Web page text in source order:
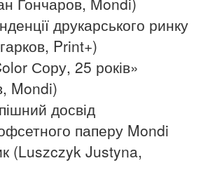
друкарського ринку
Print+)
Сору, 25 років»
Mondi)
досвід
паперу Mondi
(Luszczyk Justyna,